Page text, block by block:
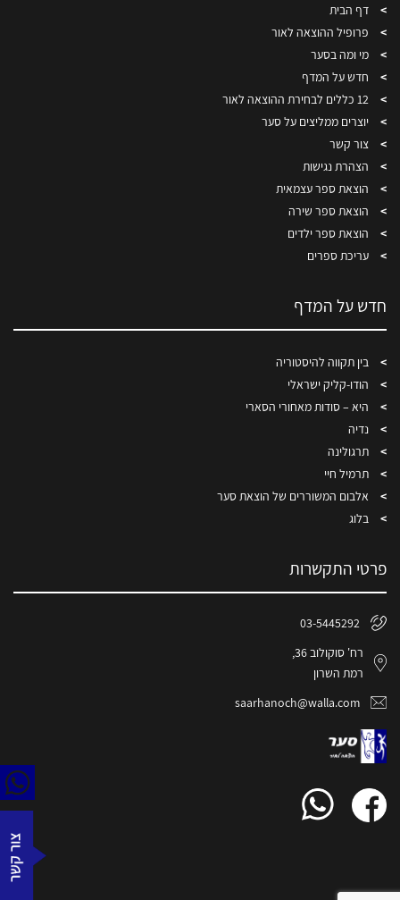
דף הבית
פרופיל ההוצאה לאור
מי ומה בסער
חדש על המדף
12 כללים לבחירת ההוצאה לאור
יוצרים ממליצים על סער
צור קשר
הצהרת נגישות
הוצאת ספר עצמאית
הוצאת ספר שירה
הוצאת ספר ילדים
עריכת ספרים
חדש על המדף
בין תקווה להיסטוריה
הודו-קליק ישראלי
היא – סודות מאחורי הסארי
נדיה
תרגולינה
תרמיל חיי
אלבום המשוררים של הוצאת סער
בלוג
פרטי התקשרות
03-5445292
רח' סוקולוב 36,
רמת השרון
saarhanoch@walla.com